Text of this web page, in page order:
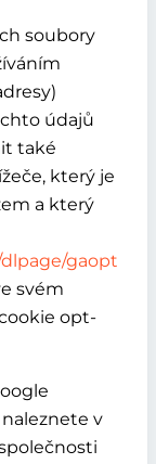
soubory
údajů
také
který je
a který
gaopt
svém
opt-
v